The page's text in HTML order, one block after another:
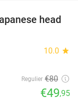
38%
head
10.0 star
Regulier €80
€49,95